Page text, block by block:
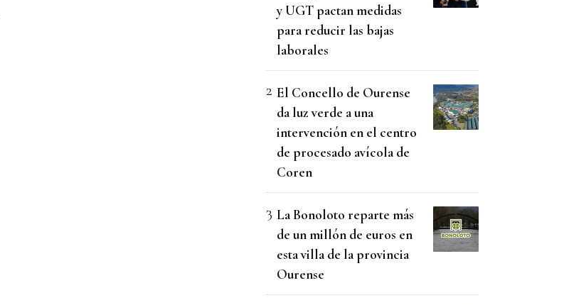
y UGT pactan medidas
para reducir las bajas
laborales
El Concello de Ourense
da luz verde a una
intervención en el centro
de procesado avícola de
Coren
La Bonoloto reparte más
de un millón de euros en
esta villa de la provincia
Ourense